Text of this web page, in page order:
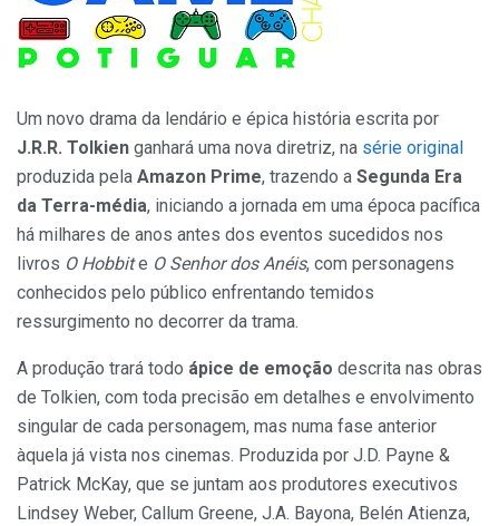
Um novo drama da lendário e épica história escrita por
J.R.R. Tolkien ganhará uma nova diretriz, na série original
produzida pela Amazon Prime, trazendo a Segunda Era
da Terra-média, iniciando a jornada em uma época pacífica
há milhares de anos antes dos eventos sucedidos nos
livros O Hobbite O Senhor dos Anéis, com personagens
conhecidos pelo público enfrentando temidos
ressurgimento no decorrer da trama.
A produção trará todo ápice de emoção descrita nas obras
de Tolkien, com toda precisão em detalhes e envolvimento
singular de cada personagem, mas numa fase anterior
àquela já vista nos cinemas. Produzida por J.D. Payne &
Patrick McKay, que se juntam aos produtores executivos
Lindsey Weber, Callum Greene, J.A. Bayona, Belén Atienza,